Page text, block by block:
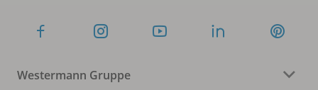
Westermann Gruppe